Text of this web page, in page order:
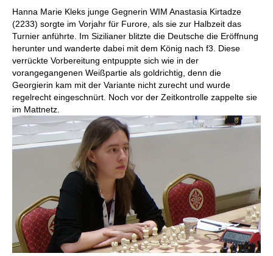
und mit gesundem Selbstvertrauen ans Brett
gehen. Ziel ist es, strategisches Verständnis und
taktische Schlagkraft zu entwickeln, nicht bloß
Theorie zu reproduzieren.
Kostenloses Beispielvideo:Einführung
Kostenloses Beispielvideo:Figurenopfer auf d5
Hanna Marie Kleks junge Gegnerin WIM Anastasia Kirtadze
(2233) sorgte im Vorjahr für Furore, als sie zur Halbzeit das
Turnier anführte. Im Sizilianer blitzte die Deutsche die Eröffnung
herunter und wanderte dabei mit dem König nach f3. Diese
verrückte Vorbereitung entpuppte sich wie in der
vorangegangenen Weißpartie als goldrichtig, denn die
Georgierin kam mit der Variante nicht zurecht und wurde
regelrecht eingeschnürt. Noch vor der Zeitkontrolle zappelte sie
im Mattnetz.